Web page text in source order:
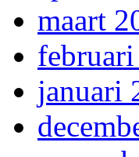
maart
januari